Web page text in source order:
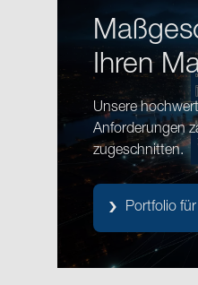
Ihren
Unsere
Anforderungen
zugeschnitten.
Portfolio